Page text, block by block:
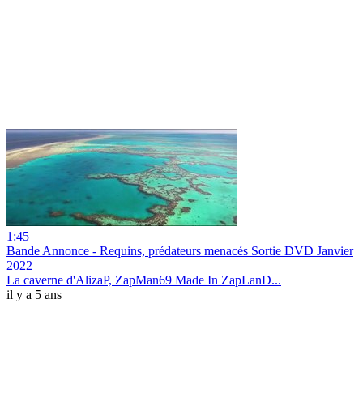
1:45
Bande Annonce - Requins, prédateurs menacés Sortie DVD Janvier
2022
La caverne d'AlizaP, ZapMan69 Made In ZapLanD...
il y a 5 ans